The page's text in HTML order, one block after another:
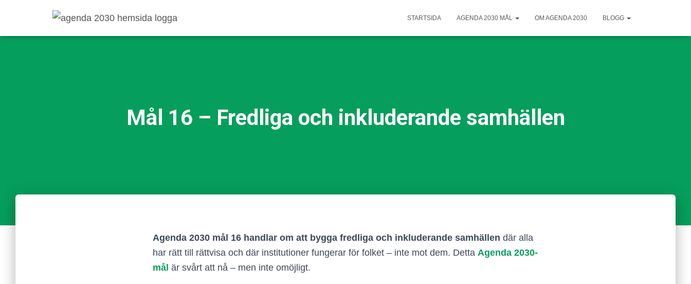
STARTSIDA AGENDA 2030 MÅL OM AGENDA 2030 BLOGG
Mål 16 – Fredliga och inkluderande samhällen
Agenda 2030 mål 16 handlar om att bygga fredliga och inkluderande samhällen där alla
har rätt till rättvisa och där institutioner fungerar för folket – inte mot dem. Detta Agenda 2030-
mål är svårt att nå – men inte omöjligt.